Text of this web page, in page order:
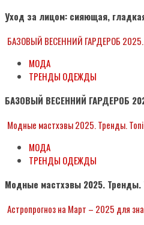
Уход за лицом: сияющая,
БАЗОВЫЙ ВЕСЕННИЙ ГАРДЕРОБ
МОДА
ТРЕНДЫ ОДЕЖДЫ
БАЗОВЫЙ ВЕСЕННИЙ ГАРДЕРОБ
Модные мастхэвы 2025. Тренды.
МОДА
ТРЕНДЫ ОДЕЖДЫ
Модные мастхэвы 2025. Тренды.
Астропрогноз на Март – 2025 для